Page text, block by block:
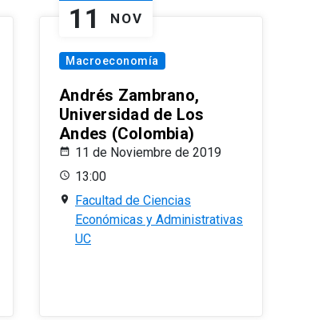
11 NOV
Macroeconomía
Andrés Zambrano,
Universidad de Los
Andes (Colombia)
11 de Noviembre de 2019
13:00
Facultad de Ciencias
Económicas y Administrativas
UC